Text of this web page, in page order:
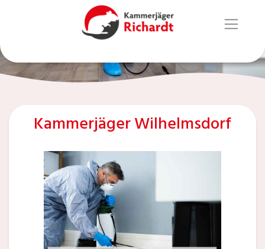
Kammerjäger Wilhelmsdorf